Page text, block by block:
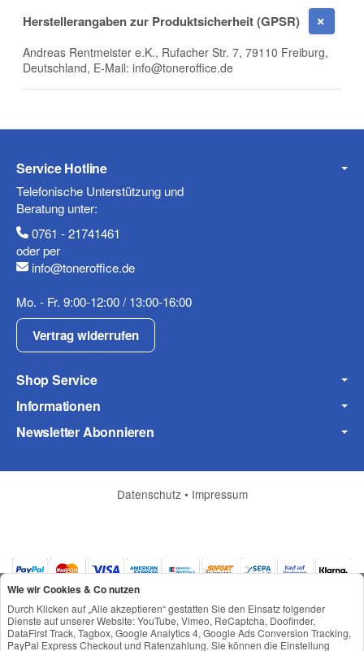
Mobiltelefon
Frage zum Artikel
Ihre Frage
(* = Pflichtfelder)
Datenschutzerklärung
Frage abschicken
Herstellerangaben zur Produktsicherheit (GPSR)
Andreas Rentmeister e.K., Rufacher Str. 7, 79110 Freiburg,
Deutschland, E-Mail: info@toneroffice.de
Service Hotline
Telefonische Unterstützung und
Beratung unter:
0761 - 21741461
oder per
info@toneroffice.de
Mo. - Fr. 9:00-12:00 / 13:00-16:00
Vertrag widerrufen
Shop Service
Informationen
Newsletter Abonnieren
Datenschutz • Impressum
Wie wir Cookies & Co nutzen
Durch Klicken auf „Alle akzeptieren“ gestatten Sie den Einsatz folgender
Dienste auf unserer Website: YouTube, Vimeo, ReCaptcha, Doofinder,
DataFirst Track, Tagbox, Google Analytics 4, Google Ads Conversion Tracking,
PayPal Express Checkout und Ratenzahlung. Sie können die Einstellung